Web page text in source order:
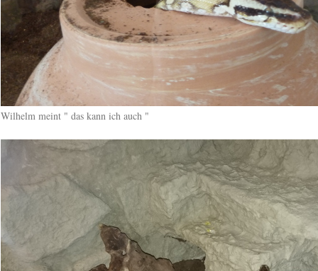
Wilhelm meint " das kann ich auch "